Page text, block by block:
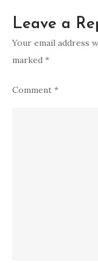
Leave a
Your email address
marked *
Comment *